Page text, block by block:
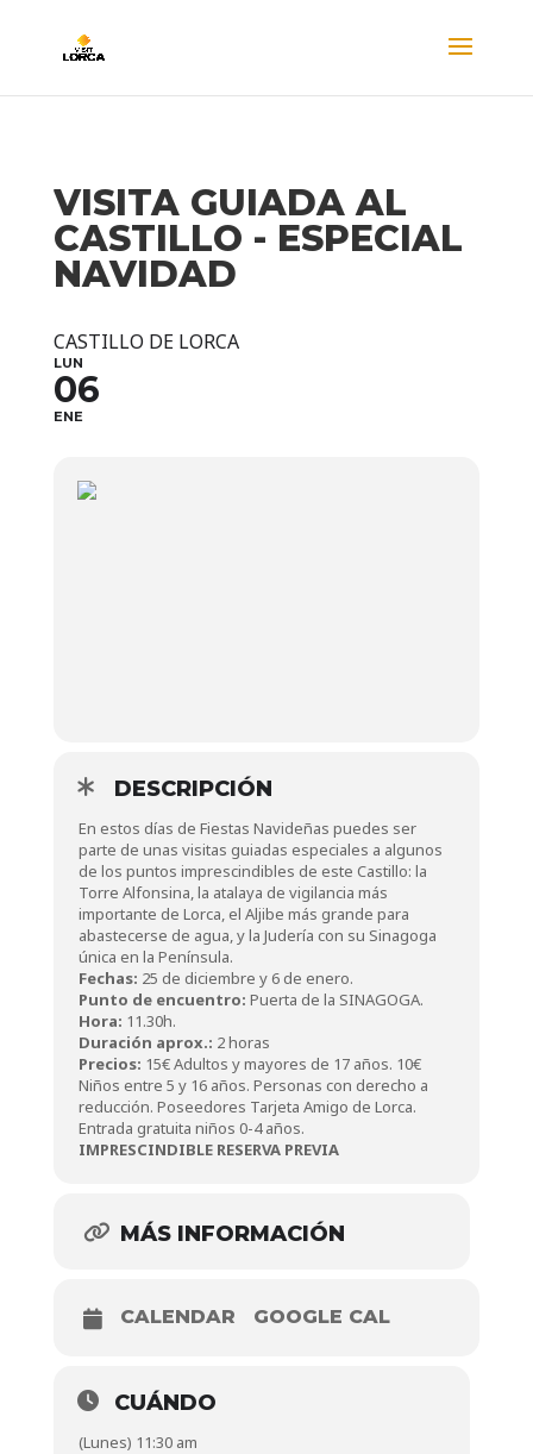
VISITA GUIADA AL
CASTILLO - ESPECIAL
NAVIDAD
CASTILLO DE LORCA
LUN
06
ENE
DESCRIPCIÓN
En estos días de Fiestas Navideñas puedes ser
parte de unas visitas guiadas especiales a algunos
de los puntos imprescindibles de este Castillo: la
Torre Alfonsina, la atalaya de vigilancia más
importante de Lorca, el Aljibe más grande para
abastecerse de agua, y la Judería con su Sinagoga
única en la Península.
Fechas: 25 de diciembre y 6 de enero.
Punto de encuentro: Puerta de la SINAGOGA.
Hora: 11.30h.
Duración aprox.: 2 horas
Precios: 15€ Adultos y mayores de 17 años. 10€
Niños entre 5 y 16 años. Personas con derecho a
reducción. Poseedores Tarjeta Amigo de Lorca.
Entrada gratuita niños 0-4 años.
IMPRESCINDIBLE RESERVA PREVIA
MÁS INFORMACIÓN
CALENDAR GOOGLE CAL
CUÁNDO
(Lunes) 11:30 am